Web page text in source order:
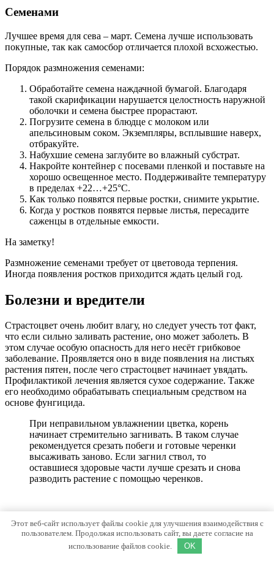
Семенами
Лучшее время для сева – март. Семена лучше использовать
покупные, так как самосбор отличается плохой всхожестью.
Порядок размножения семенами:
Обработайте семена наждачной бумагой. Благодаря
такой скарификации нарушается целостность наружной
оболочки и семена быстрее прорастают.
Погрузите семена в блюдце с молоком или
апельсиновым соком. Экземпляры, всплывшие наверх,
отбракуйте.
Набухшие семена заглубите во влажный субстрат.
Накройте контейнер с посевами пленкой и поставьте на
хорошо освещенное место. Поддерживайте температуру
в пределах +22…+25°C.
Как только появятся первые ростки, снимите укрытие.
Когда у ростков появятся первые листья, пересадите
саженцы в отдельные емкости.
На заметку!
Размножение семенами требует от цветовода терпения.
Иногда появления ростков приходится ждать целый год.
Болезни и вредители
Страстоцвет очень любит влагу, но следует учесть тот факт,
что если сильно заливать растение, оно может заболеть. В
этом случае особую опасность для него несёт грибковое
заболевание. Проявляется оно в виде появления на листьях
растения пятен, после чего страстоцвет начинает увядать.
Профилактикой лечения является сухое содержание. Также
его необходимо обрабатывать специальным средством на
основе фунгицида.
При неправильном увлажнении цветка, корень
начинает стремительно загнивать. В таком случае
рекомендуется срезать побеги и готовые черенки
высаживать заново. Если загнил ствол, то
оставшиеся здоровые части лучше срезать и снова
разводить растение с помощью черенков.
Пассифлора является обладательницей очень сочных листьев.
Это обычно и притягивает различных вредителей. Если же
паразиты добрались до растения, то оно начинает увядать и
терять былой вид. Чтобы избавиться от них следует
Этот веб-сайт использует файлы cookie для улучшения взаимодействия с
пользователем. Продолжая использовать сайт, вы даете согласие на
использование файлов cookie.
OK